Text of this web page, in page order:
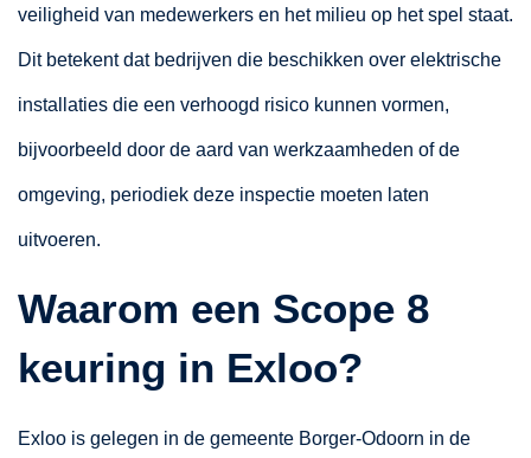
veiligheid van medewerkers en het milieu op het spel staat.
Dit betekent dat bedrijven die beschikken over elektrische
installaties die een verhoogd risico kunnen vormen,
bijvoorbeeld door de aard van werkzaamheden of de
omgeving, periodiek deze inspectie moeten laten
uitvoeren.
Waarom een Scope 8
keuring in Exloo?
Exloo is gelegen in de gemeente Borger-Odoorn in de